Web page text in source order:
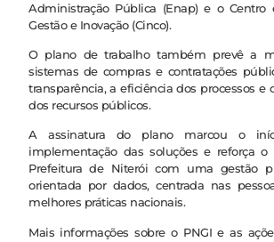
Administração Pública (Enap) e o Centro
Gestão e Inovação (Cinco).
O plano de trabalho também prevê a
sistemas de compras e contratações
transparência, a eficiência dos processos e
dos recursos públicos.
A assinatura do plano marcou o
implementação das soluções e reforça o
Prefeitura de Niterói com uma gestão
orientada por dados, centrada nas
melhores práticas nacionais.
Mais informações sobre o PNGI e as